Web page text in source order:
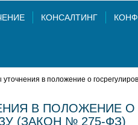
КОНСАЛТИНГ
уточнения в положение о
В ПОЛОЖЕНИЕ
(ЗАКОН № 275-ФЗ)